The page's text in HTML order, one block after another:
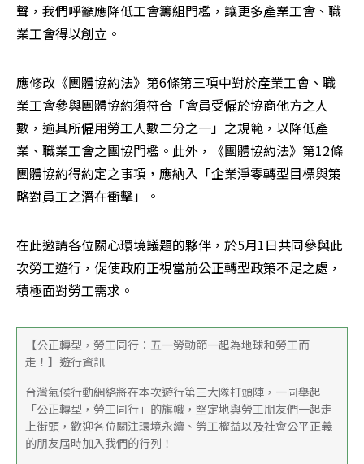
聲，我們呼籲應降低工會籌組門檻，讓更多產業工會、職
業工會得以創立。
應修改《團體協約法》第6條第三項中對於產業工會、職
業工會參與團體協約須符合「會員受僱於協商他方之人
數，逾其所僱用勞工人數二分之一」之規範，以降低產
業、職業工會之團協門檻。此外，《團體協約法》第12條
團體協約得約定之事項，應納入「企業淨零轉型目標與策
略對員工之潛在衝擊」。
在此邀請各位關心環境議題的夥伴，於5月1日共同參與此
次勞工遊行，促使政府正視當前公正轉型政策不足之處，
積極面對勞工需求。
【公正轉型，勞工同行：五一勞動節一起為地球和勞工而
走！】遊行資訊
台灣氣候行動網絡將在本次遊行第三大隊打頭陣，一同舉起
「公正轉型，勞工同行」的旗幟，堅定地與勞工朋友們一起走
上街頭，歡迎各位關注環境永續、勞工權益以及社會公平正義
的朋友屆時加入我們的行列！